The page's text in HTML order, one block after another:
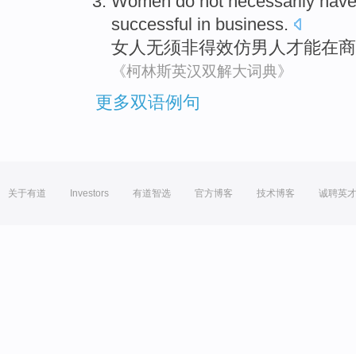
successful in business.
女人无须非得效仿男人才能在
《柯林斯英汉双解大词典》
更多双语例句
关于有道 Investors 有道智选 官方博客 技术博客 诚聘英才